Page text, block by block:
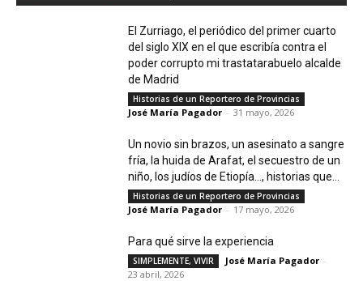
El Zurriago, el periódico del primer cuarto
del siglo XIX en el que escribía contra el
poder corrupto mi trastatarabuelo alcalde
de Madrid
Historias de un Reportero de Provincias
José María Pagador - 31 mayo, 2026
Un novio sin brazos, un asesinato a sangre
fría, la huida de Arafat, el secuestro de un
niño, los judíos de Etiopía…, historias que...
Historias de un Reportero de Provincias
José María Pagador - 17 mayo, 2026
Para qué sirve la experiencia
SIMPLEMENTE, VIVIR José María Pagador -
23 abril, 2026